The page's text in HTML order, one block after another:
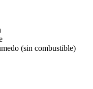
(sin combustible)